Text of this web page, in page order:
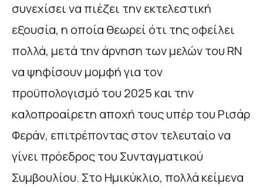
συνεχίσει να πιέζει την εκτελεστική
εξουσία, η οποία θεωρεί ότι της οφείλει
πολλά, μετά την άρνηση των μελών του RN
να ψηφίσουν μομφή για τον
προϋπολογισμό του 2025 και την
καλοπροαίρετη αποχή τους υπέρ του Ρισάρ
Φεράν, επιτρέποντας στον τελευταίο να
γίνει πρόεδρος του Συνταγματικού
Συμβουλίου. Στο Ημικύκλιο, πολλά κείμενα